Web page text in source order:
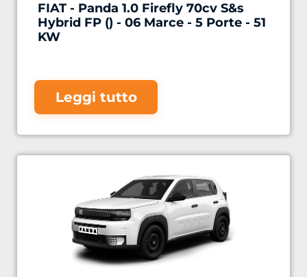
FIAT - Panda 1.0 Firefly 70cv S&s
Hybrid FP () - 06 Marce - 5 Porte - 51
KW
Leggi tutto